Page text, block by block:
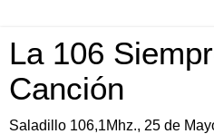
La 106
Canción
Saladillo 106,1Mhz., 25 de